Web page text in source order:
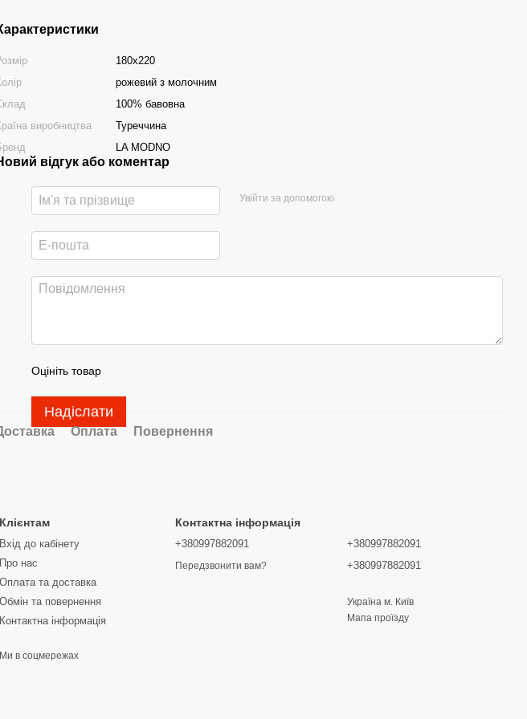
180х220
рожевий з молочним
100% бавовна
виробництва
Туреччина
LA MODNO
відгук або коментар
Увійти за допомогою
Оцініть товар
Надіслати
Оплата Повернення
Клієнтам
Вхід до кабінету
Про нас
Оплата та доставка
Обмін та повернення
Контактна інформація
Ми в соцмережах
Контактна інформація
+380997882091
Передзвонити вам?
+380997882091
+380997882091
Україна м. Київ
Мапа проїзду